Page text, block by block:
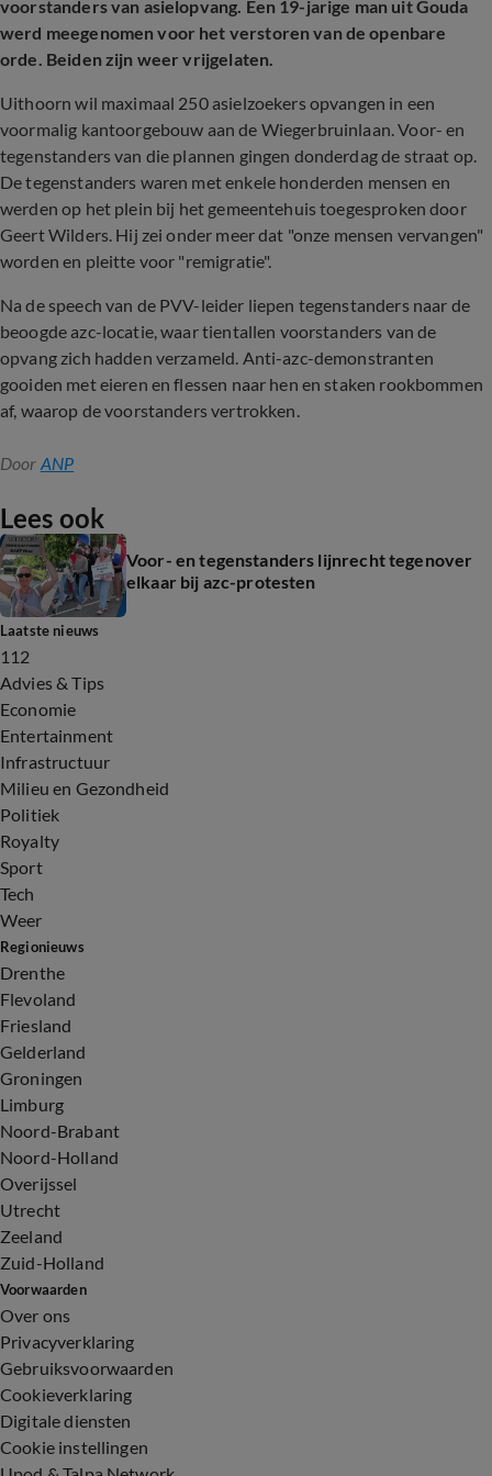
voorstanders van asielopvang. Een 19-jarige man uit Gouda
werd meegenomen voor het verstoren van de openbare
orde. Beiden zijn weer vrijgelaten.
Uithoorn wil maximaal 250 asielzoekers opvangen in een
voormalig kantoorgebouw aan de Wiegerbruinlaan. Voor- en
tegenstanders van die plannen gingen donderdag de straat op.
De tegenstanders waren met enkele honderden mensen en
werden op het plein bij het gemeentehuis toegesproken door
Geert Wilders. Hij zei onder meer dat "onze mensen vervangen"
worden en pleitte voor "remigratie".
Na de speech van de PVV-leider liepen tegenstanders naar de
beoogde azc-locatie, waar tientallen voorstanders van de
opvang zich hadden verzameld. Anti-azc-demonstranten
gooiden met eieren en flessen naar hen en staken rookbommen
af, waarop de voorstanders vertrokken.
Door ANP
Lees ook
Voor- en tegenstanders lijnrecht tegenover
elkaar bij azc-protesten
Laatste nieuws
112
Advies & Tips
Economie
Entertainment
Infrastructuur
Milieu en Gezondheid
Politiek
Royalty
Sport
Tech
Weer
Regionieuws
Drenthe
Flevoland
Friesland
Gelderland
Groningen
Limburg
Noord-Brabant
Noord-Holland
Overijssel
Utrecht
Zeeland
Zuid-Holland
Voorwaarden
Over ons
Privacyverklaring
Gebruiksvoorwaarden
Cookieverklaring
Digitale diensten
Cookie instellingen